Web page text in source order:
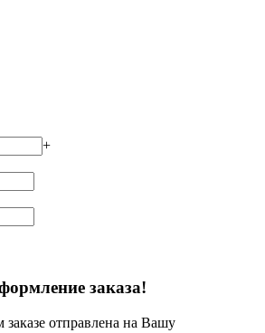
+
заказа!
отправлена на Вашу